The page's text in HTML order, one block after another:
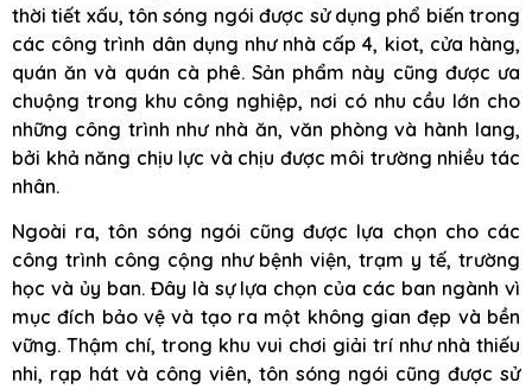
thời tiết xấu, tôn sóng ngói được sử dụng phổ biến trong
các công trình dân dụng như nhà cấp 4, kiot, cửa hàng,
quán ăn và quán cà phê. Sản phẩm này cũng được ưa
chuộng trong khu công nghiệp, nơi có nhu cầu lớn cho
những công trình như nhà ăn, văn phòng và hành lang,
bởi khả năng chịu lực và chịu được môi trường nhiều tác
nhân.
Ngoài ra, tôn sóng ngói cũng được lựa chọn cho các
công trình công cộng như bệnh viện, trạm y tế, trường
học và ủy ban. Đây là sự lựa chọn của các ban ngành vì
mục đích bảo vệ và tạo ra một không gian đẹp và bền
vững. Thậm chí, trong khu vui chơi giải trí như nhà thiếu
nhi, rạp hát và công viên, tôn sóng ngói cũng được sử